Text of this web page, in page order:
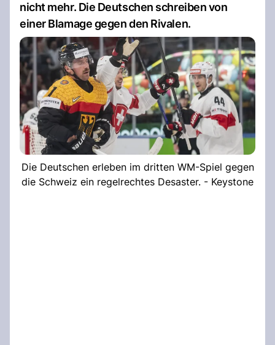
nicht mehr. Die Deutschen schreiben von
einer Blamage gegen den Rivalen.
Die Deutschen erleben im dritten WM-Spiel gegen
die Schweiz ein regelrechtes Desaster. - Keystone